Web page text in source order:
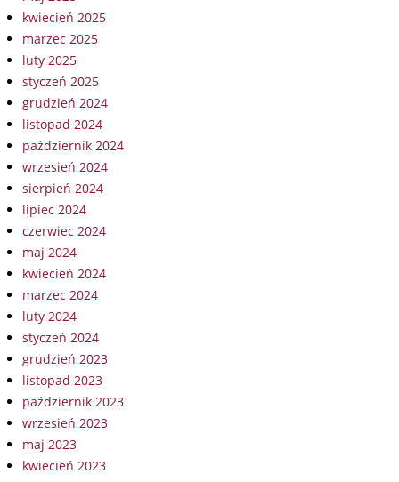
kwiecień 2025
marzec 2025
luty 2025
styczeń 2025
grudzień 2024
listopad 2024
październik 2024
wrzesień 2024
sierpień 2024
lipiec 2024
czerwiec 2024
maj 2024
kwiecień 2024
marzec 2024
luty 2024
styczeń 2024
grudzień 2023
listopad 2023
październik 2023
wrzesień 2023
maj 2023
kwiecień 2023